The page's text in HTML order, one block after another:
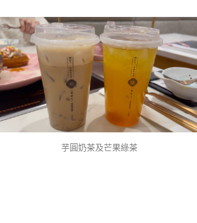
芋圓奶茶及芒果綠茶